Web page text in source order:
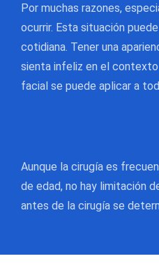
Por muchas razones,
ocurrir. Esta situación
cotidiana. Tener una
sienta infeliz en el
facial se puede aplicar a
Aunque la cirugía es
de edad, no hay limitación
antes de la cirugía se